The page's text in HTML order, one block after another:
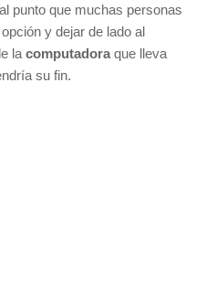
punto que muchas personas
y dejar de lado al
la computadora que lleva
su fin.